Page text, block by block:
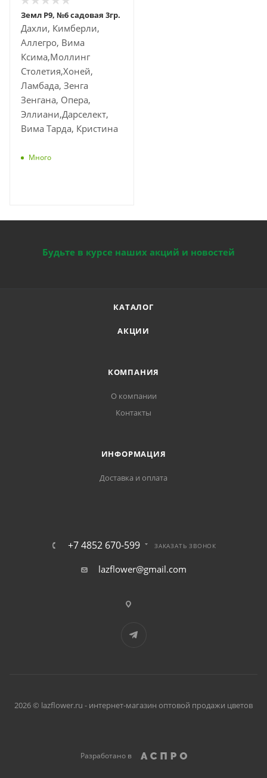
Земл Р9, №6 садовая 3гр.
Дахли, Кимберли,
Аллегро, Вима
Ксима,Моллинг
Столетия,Хоней,
Ламбада, Зенга
Зенгана, Опера,
Эллиани,Дарселект,
Вима Тарда, Кристина
Много
Будьте в курсе наших акций и новостей
КАТАЛОГ
АКЦИИ
КОМПАНИЯ
О компании
Контакты
ИНФОРМАЦИЯ
Доставка и оплата
+7 4852 670-599 ЗАКАЗАТЬ ЗВОНОК
lazflower@gmail.com
2026 © lazflower.ru - интернет-магазин оптовой продажи цветов
Разработано в